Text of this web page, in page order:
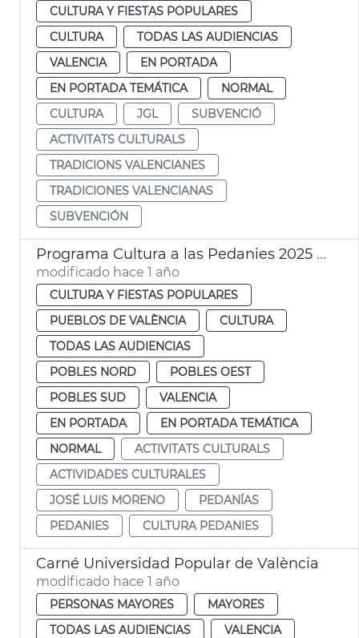
CULTURA Y FIESTAS POPULARES
CULTURA
TODAS LAS AUDIENCIAS
VALENCIA
EN PORTADA
EN PORTADA TEMÁTICA
NORMAL
CULTURA
JGL
SUBVENCIÓ
ACTIVITATS CULTURALS
TRADICIONS VALENCIANES
TRADICIONES VALENCIANAS
SUBVENCIÓN
Programa Cultura a las Pedanies 2025 València
modificado hace 1 año
CULTURA Y FIESTAS POPULARES
PUEBLOS DE VALÈNCIA
CULTURA
TODAS LAS AUDIENCIAS
POBLES NORD
POBLES OEST
POBLES SUD
VALENCIA
EN PORTADA
EN PORTADA TEMÁTICA
NORMAL
ACTIVITATS CULTURALS
ACTIVIDADES CULTURALES
JOSÉ LUIS MORENO
PEDANÍAS
PEDANIES
CULTURA PEDANIES
Carné Universidad Popular de València
modificado hace 1 año
PERSONAS MAYORES
MAYORES
TODAS LAS AUDIENCIAS
VALENCIA